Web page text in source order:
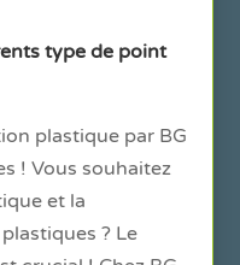
type de point
plastique par BG
! Vous souhaitez
et la
? Le